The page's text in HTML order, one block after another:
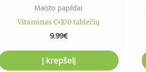
Maisto papildai
Vitaminas C+100 tablečių
9.99€
Į krepšelį